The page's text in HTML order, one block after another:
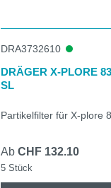
DRA3732610
DRÄGER X‑PLORE
SL
Partikelfilter für X-plore
Ab CHF 132.10
5 Stück